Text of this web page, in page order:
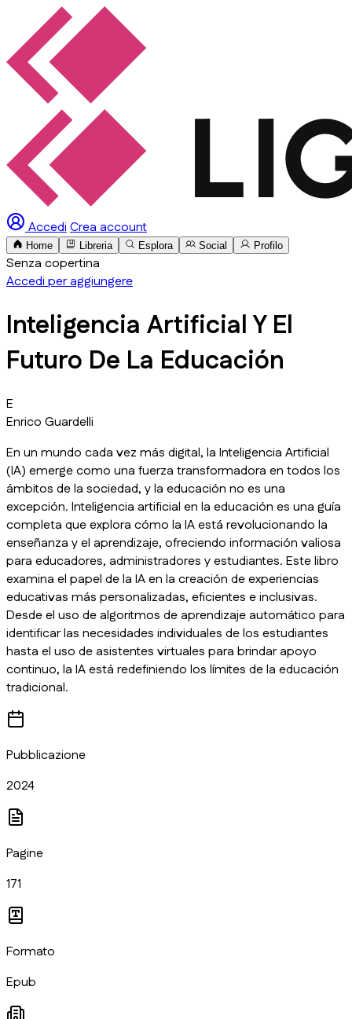
AccediCrea account
Home Libreria Esplora Social Profilo
Senza copertina
Accedi per aggiungere
Inteligencia Artificial Y El
Futuro De La Educación
E
Enrico Guardelli
En un mundo cada vez más digital, la Inteligencia Artificial
(IA) emerge como una fuerza transformadora en todos los
ámbitos de la sociedad, y la educación no es una
excepción. Inteligencia artificial en la educación es una guía
completa que explora cómo la IA está revolucionando la
enseñanza y el aprendizaje, ofreciendo información valiosa
para educadores, administradores y estudiantes. Este libro
examina el papel de la IA en la creación de experiencias
educativas más personalizadas, eficientes e inclusivas.
Desde el uso de algoritmos de aprendizaje automático para
identificar las necesidades individuales de los estudiantes
hasta el uso de asistentes virtuales para brindar apoyo
continuo, la IA está redefiniendo los límites de la educación
tradicional.
Pubblicazione
2024
Pagine
171
Formato
Epub